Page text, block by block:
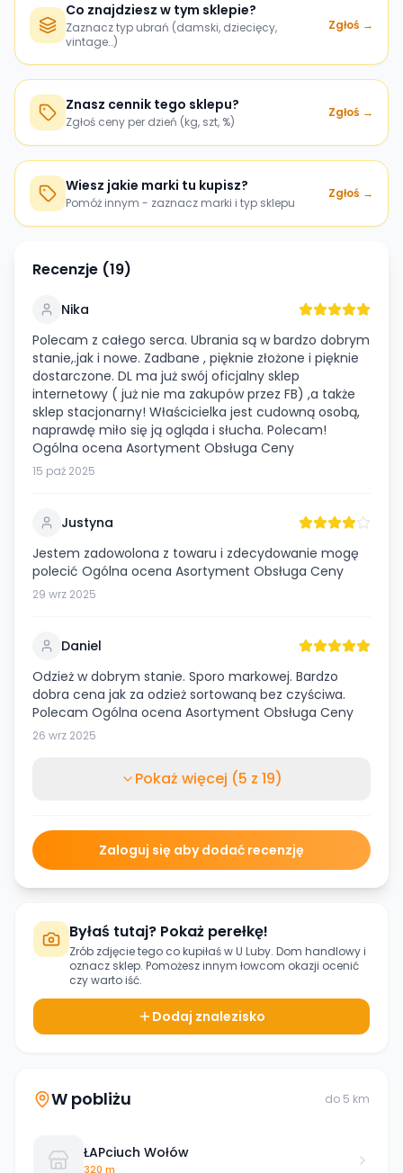
Co znajdziesz w tym sklepie?
Zaznacz typ ubrań (damski, dziecięcy,
vintage…)
Zgłoś →
Znasz cennik tego sklepu?
Zgłoś ceny per dzień (kg, szt, %)
Zgłoś →
Wiesz jakie marki tu kupisz?
Pomóż innym - zaznacz marki i typ sklepu
Zgłoś →
Recenzje (19)
Nika
Polecam z całego serca. Ubrania są w bardzo dobrym
stanie,.jak i nowe. Zadbane , pięknie złożone i pięknie
dostarczone. DL ma już swój oficjalny sklep
internetowy ( już nie ma zakupów przez FB) ,a także
sklep stacjonarny! Właścicielka jest cudowną osobą,
naprawdę miło się ją ogląda i słucha. Polecam!
Ogólna ocena Asortyment Obsługa Ceny
15 paź 2025
Justyna
Jestem zadowolona z towaru i zdecydowanie mogę
polecić Ogólna ocena Asortyment Obsługa Ceny
29 wrz 2025
Daniel
Odzież w dobrym stanie. Sporo markowej. Bardzo
dobra cena jak za odzież sortowaną bez czyściwa.
Polecam Ogólna ocena Asortyment Obsługa Ceny
26 wrz 2025
Pokaż więcej (5 z 19)
Zaloguj się aby dodać recenzję
Byłaś tutaj? Pokaż perełkę!
Zrób zdjęcie tego co kupiłaś wU Luby. Dom handlowyi
oznacz sklep. Pomożesz innym łowcom okazji ocenić
czy warto iść.
Dodaj znalezisko
W pobliżu do 5 km
ŁAPciuch Wołów
320 m